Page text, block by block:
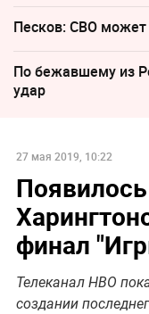
Песков: СВО
По бежавшему из
удар
27 мая 2019, 10:22
финал
Телеканал HBO
создании